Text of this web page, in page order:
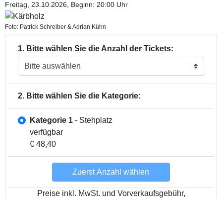
Freitag, 23.10.2026, Beginn: 20:00 Uhr
Foto: Patrick Schreiber & Adrian Kühn
1. Bitte wählen Sie die Anzahl der Tickets:
2. Bitte wählen Sie die Kategorie:
Kategorie 1 - Stehplatz
verfügbar
€ 48,40
Zuerst Anzahl wählen
Preise inkl. MwSt. und Vorverkaufsgebühr,